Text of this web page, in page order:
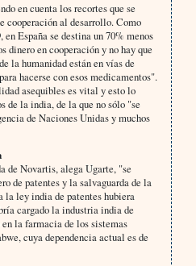
en cuenta los recortes que se
cooperación al desarrollo. Como
en España se destina un 70% menos
dinero en cooperación y no hay que
la humanidad están en vías de
hacerse con esos medicamentos".
asequibles es vital y esto lo
la india, de la que no sólo "se
de Naciones Unidas y muchos
de Novartis, alega Ugarte, "se
de patentes y la salvaguarda de la
la ley india de patentes hubiera
cargado la industria india de
la farmacia de los sistemas
cuya dependencia actual es de